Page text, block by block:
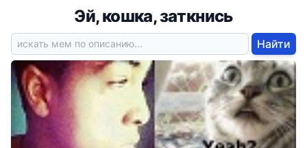
Эй, кошка, заткнись
Найти